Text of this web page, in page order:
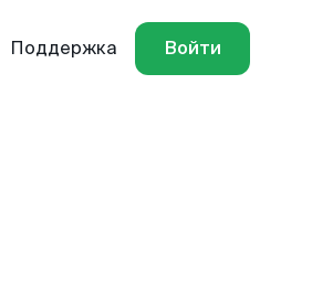
Поддержка Войти